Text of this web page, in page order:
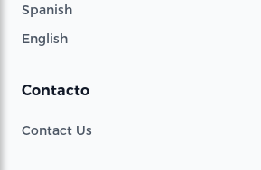
Spanish
English
Contacto
Contact Us